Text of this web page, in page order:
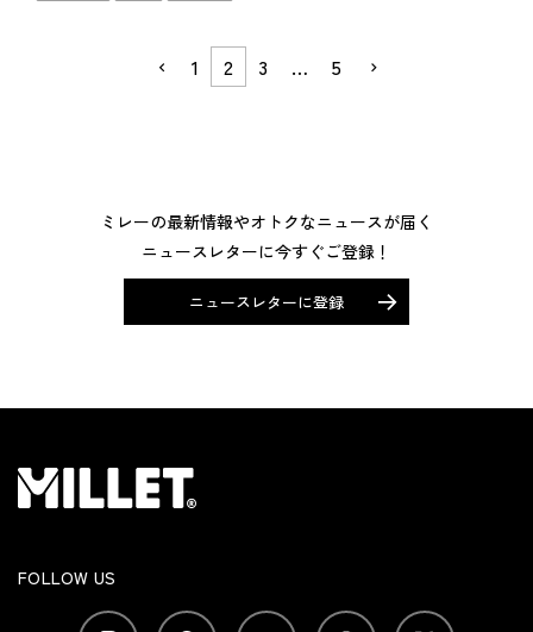
1 2 3 … 5
ミレーの最新情報やオトクなニュースが届く
ニュースレターに今すぐご登録！
ニュースレターに登録
FOLLOW US